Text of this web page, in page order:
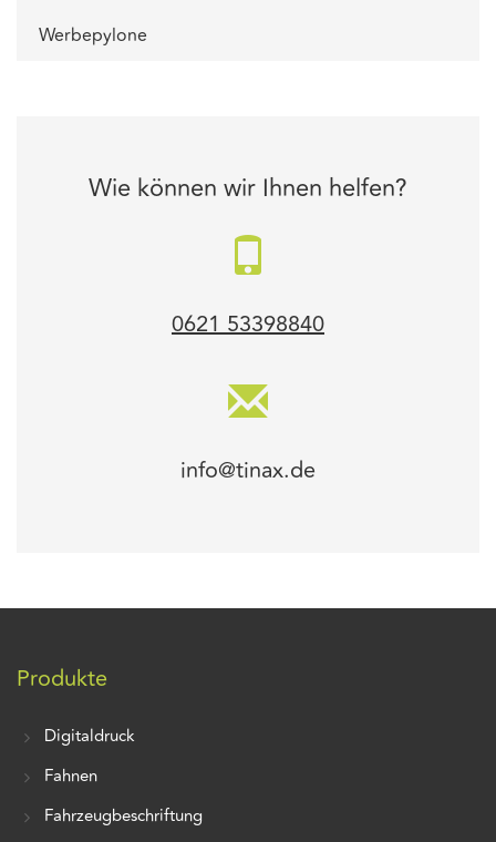
Werbepylone
Wie können wir Ihnen helfen?
0621 53398840
info@tinax.de
Produkte
Digitaldruck
Fahnen
Fahrzeugbeschriftung